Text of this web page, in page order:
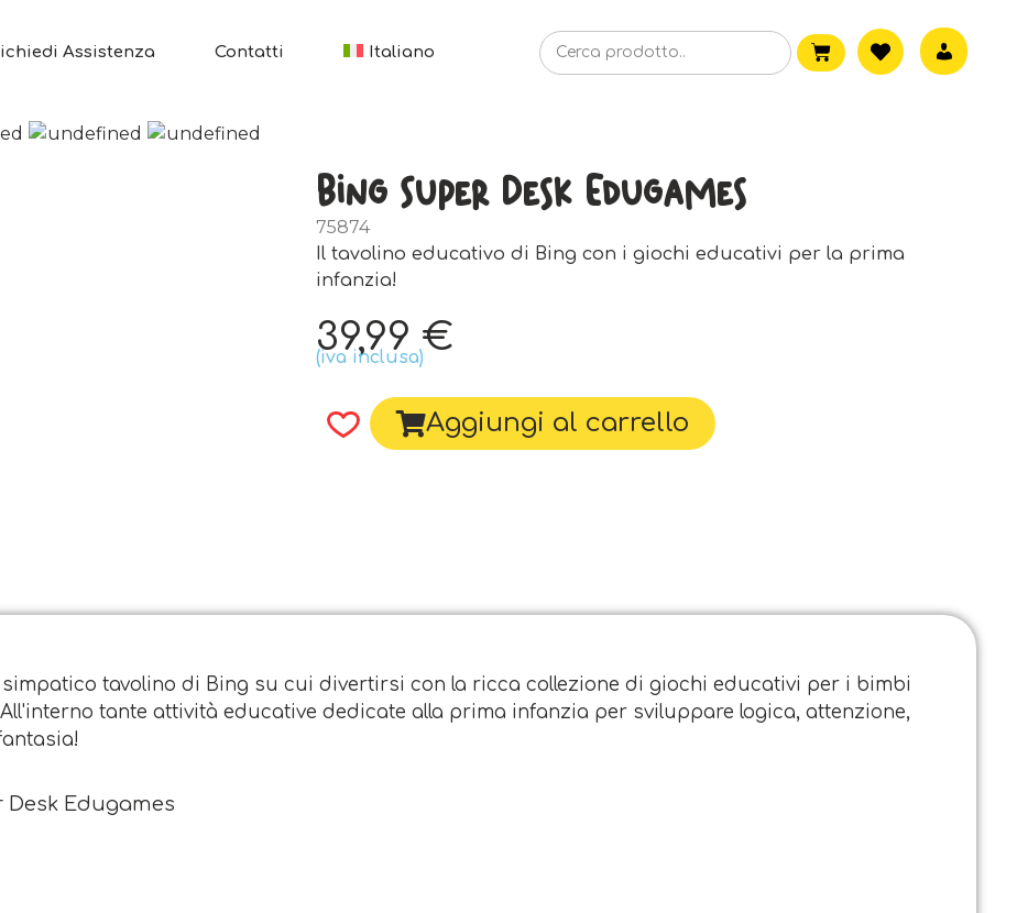
Assistenza Contatti Italiano
Bing Super Desk Edugames
75874
Il tavolino educativo di Bing con i giochi educativi per la prima
infanzia!
39,99€
(iva inclusa)
Aggiungi al carrello
tavolino di Bing su cui divertirsi con la ricca collezione di giochi educativi per i bimbi
tante attività educative dedicate alla prima infanzia per sviluppare logica, attenzione,
Desk Edugames